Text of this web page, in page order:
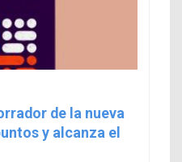
de la nueva
y alcanza el